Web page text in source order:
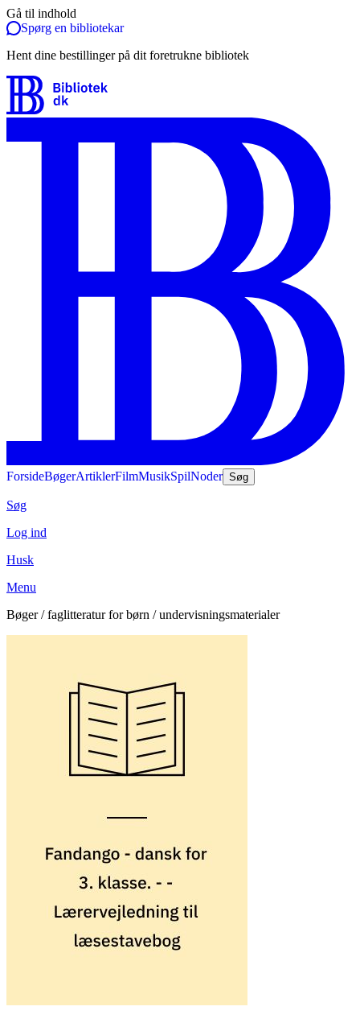
Gå til indhold
Spørg en bibliotekar
Hent dine bestillinger på dit foretrukne bibliotek
ForsideBøgerArtiklerFilmMusikSpilNoder Søg
Søg
Log ind
Husk
Menu
Bøger / faglitteratur for børn / undervisningsmaterialer